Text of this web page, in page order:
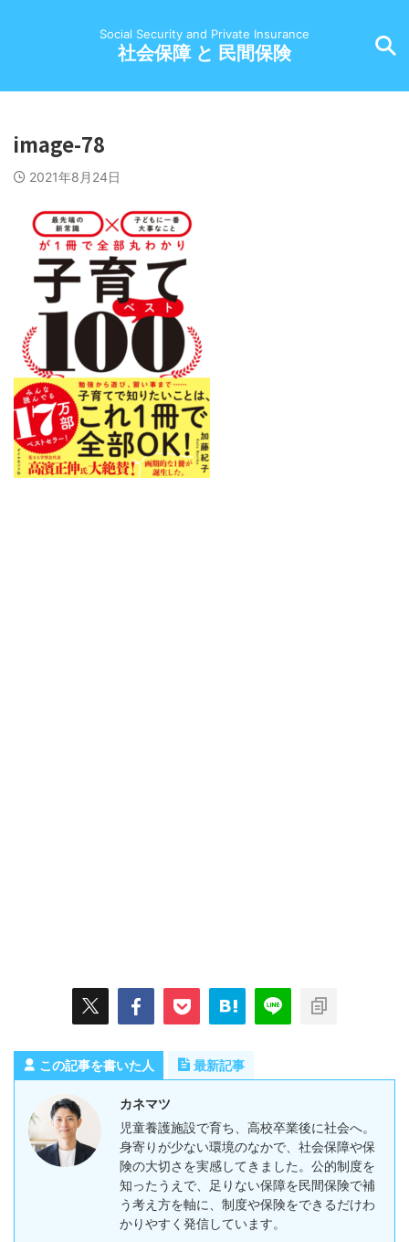
Social Security and Private Insurance
社会保障 と 民間保険
image-78
2021年8月24日
この記事を書いた人 最新記事
カネマツ
児童養護施設で育ち、高校卒業後に社会へ。
身寄りが少ない環境のなかで、社会保障や保
険の大切さを実感してきました。公的制度を
知ったうえで、足りない保障を民間保険で補
う考え方を軸に、制度や保険をできるだけわ
かりやすく発信しています。